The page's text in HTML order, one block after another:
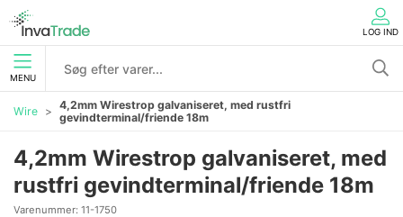
LOG IND
MENU
Wire
4,2mm Wirestrop galvaniseret, med rustfri
gevindterminal/friende 18m
4,2mm Wirestrop galvaniseret, med
rustfri gevindterminal/friende 18m
Varenummer: 11-1750